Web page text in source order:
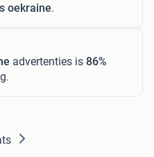
oekraine.
advertenties is 86%